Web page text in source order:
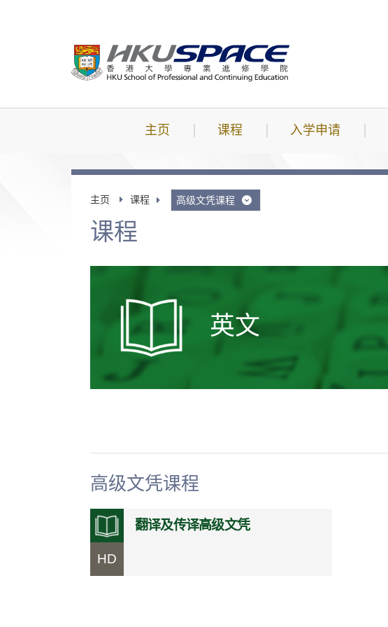
主页 课程 入学申请
主页 课程 高级文凭课程
课程
英文
高级文凭课程
HD
翻译及传译高级文凭